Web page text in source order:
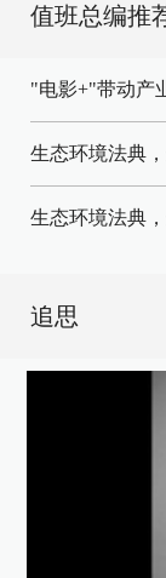
值班总编推
"电影+"带动产
生态环境法典
生态环境法典
追思